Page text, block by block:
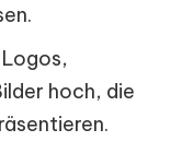
hoch, die